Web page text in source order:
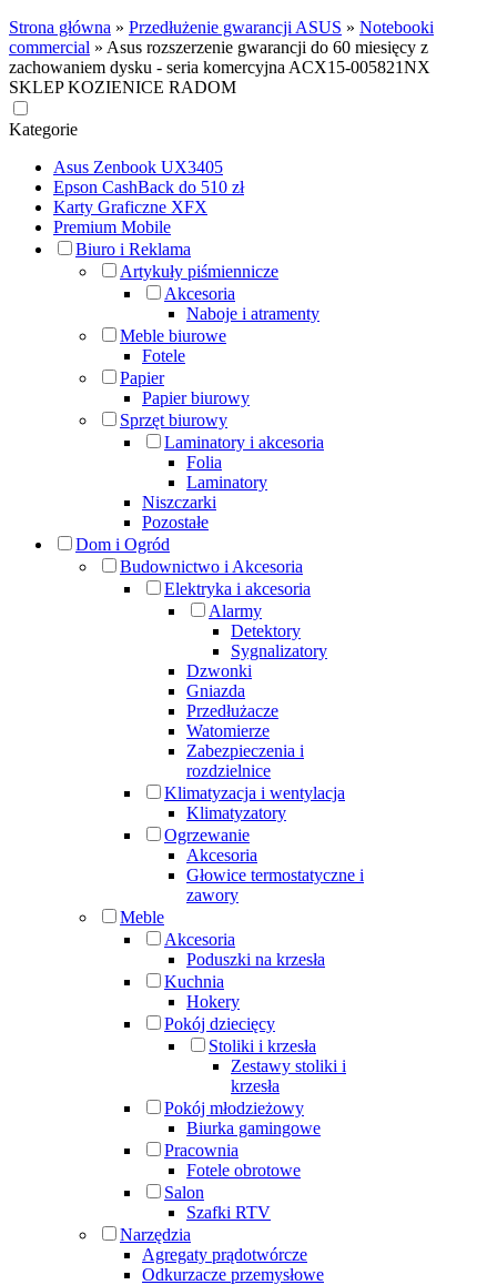
Strona główna » Przedłużenie gwarancji ASUS » Notebooki
commercial » Asus rozszerzenie gwarancji do 60 miesięcy z
zachowaniem dysku - seria komercyjna ACX15-005821NX
SKLEP KOZIENICE RADOM
Kategorie
Asus Zenbook UX3405
Epson CashBack do 510 zł
Karty Graficzne XFX
Premium Mobile
Biuro i Reklama
Artykuły piśmiennicze
Akcesoria
Naboje i atramenty
Meble biurowe
Fotele
Papier
Papier biurowy
Sprzęt biurowy
Laminatory i akcesoria
Folia
Laminatory
Niszczarki
Pozostałe
Dom i Ogród
Budownictwo i Akcesoria
Elektryka i akcesoria
Alarmy
Detektory
Sygnalizatory
Dzwonki
Gniazda
Przedłużacze
Watomierze
Zabezpieczenia i
rozdzielnice
Klimatyzacja i wentylacja
Klimatyzatory
Ogrzewanie
Akcesoria
Głowice termostatyczne i
zawory
Meble
Akcesoria
Poduszki na krzesła
Kuchnia
Hokery
Pokój dziecięcy
Stoliki i krzesła
Zestawy stoliki i
krzesła
Pokój młodzieżowy
Biurka gamingowe
Pracownia
Fotele obrotowe
Salon
Szafki RTV
Narzędzia
Agregaty prądotwórcze
Odkurzacze przemysłowe